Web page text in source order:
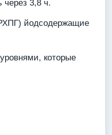
3,8 ч.
йодсодержащие
которые